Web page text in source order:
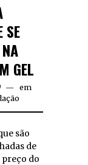
SE
GEL
em
de
preço do